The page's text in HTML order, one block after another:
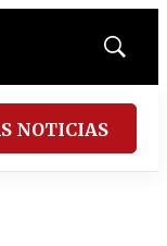
Mostrar
NOTICIAS